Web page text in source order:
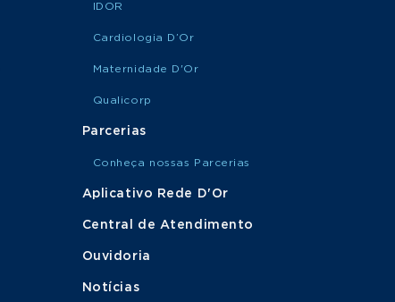
IDOR
Cardiologia D’Or
Maternidade D'Or
Qualicorp
Parcerias
Conheça nossas Parcerias
Aplicativo Rede D'Or
Central de Atendimento
Ouvidoria
Notícias